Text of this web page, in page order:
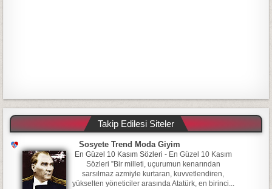
Takip Edilesi Siteler
Sosyete Trend Moda Giyim
En Güzel 10 Kasım Sözleri - En Güzel 10 Kasım
Sözleri ”Bir milleti, uçurumun kenarından
sarsılmaz azmiyle kurtaran, kuvvetlendiren,
yükselten yöneticiler arasında Atatürk, en birinci...